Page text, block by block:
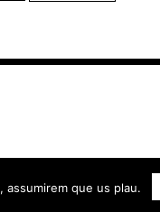
que us plau.